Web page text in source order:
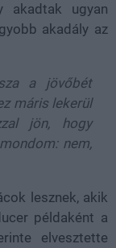
akadtak ugyan
akadály az
a jövőbét
máris lekerül
jön, hogy
nem,
lesznek, akik
példaként a
elvesztette